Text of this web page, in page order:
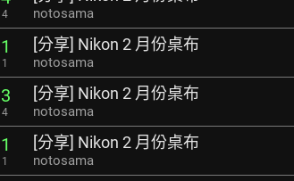
4 notosama
1
1
[分享] Nikon 2 月份桌布
notosama
3
4
[分享] Nikon 2 月份桌布
notosama
1
1
[分享] Nikon 2 月份桌布
notosama